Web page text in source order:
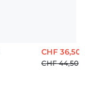
CHF 36,50
CHF 44,50